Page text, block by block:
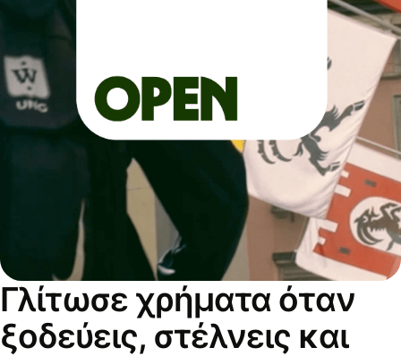
Γλίτωσε χρήματα όταν
ξοδεύεις, στέλνεις και